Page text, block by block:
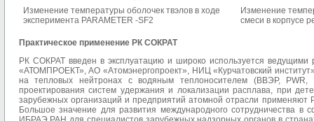
Изменение температуры оболочек твэлов в ходе
эксперимента PARAMETER -SF2
Изменение
смеси в корпусе
Практическое применение РК СОКРАТ
РК СОКРАТ введен в эксплуатацию и широко используется
«АТОМПРОЕКТ», АО «Атомэнергопроект», НИЦ «Курчатовский
на тепловых нейтронах с водяным теплоносителем (ВВЭР,
проектирования систем удержания и локализации расплава, при
зарубежных организаций и предприятий атомной отрасли
Большое значение для развития международного сотрудничества